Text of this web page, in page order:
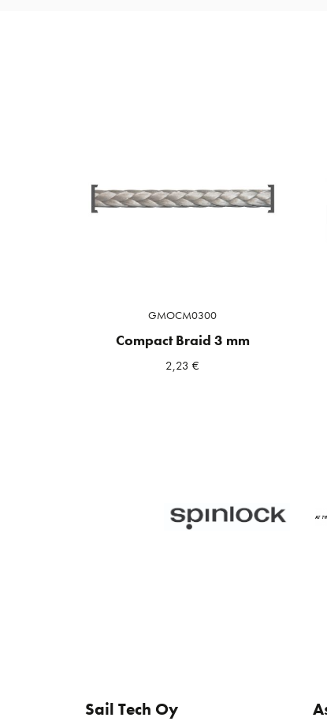
GMOCM0300
Compact Braid 3 mm
2,23€
Sail Tech Oy